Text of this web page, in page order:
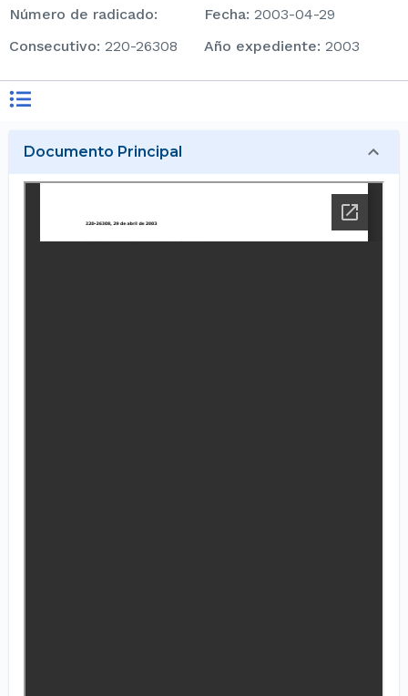
Número de radicado: Fecha: 2003-04-29
consecutivo: 220-26308 Año expediente: 2003
Documento Principal